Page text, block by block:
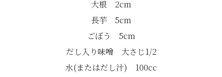
大根 2cm
長芋 5cm
ごぼう 5cm
だし入り味噌 大さじ1/2
水(またはだし汁) 100cc